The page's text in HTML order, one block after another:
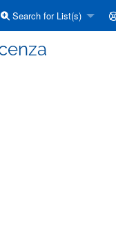
Search for List(s)